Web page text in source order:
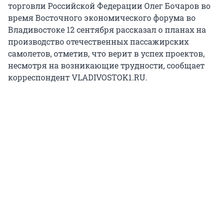
торговли Российской Федерации Олег Бочаров во
время Восточного экономического форума во
Владивостоке 12 сентября рассказал о планах на
производство отечественных пассажирских
самолетов, отметив, что верит в успех проектов,
несмотря на возникающие трудности, сообщает
корреспондент VLADIVOSTOK1.RU.